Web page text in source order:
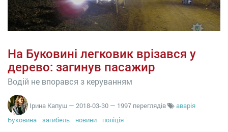
На Буковині легковик врізався у
дерево: загинув пасажир
Водій не впорався з керуванням
Ірина Капуш — 2018-03-30 — 1997 переглядів
аварія
Буковина
загибель новини поліція